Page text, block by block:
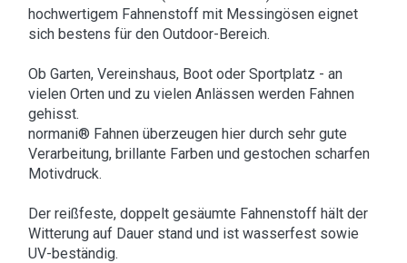
hochwertigem Fahnenstoff mit Messingösen eignet
sich bestens für den Outdoor-Bereich.
Ob Garten, Vereinshaus, Boot oder Sportplatz - an
vielen Orten und zu vielen Anlässen werden Fahnen
gehisst.
normani® Fahnen überzeugen hier durch sehr gute
Verarbeitung, brillante Farben und gestochen scharfen
Motivdruck.
Der reißfeste, doppelt gesäumte Fahnenstoff hält der
Witterung auf Dauer stand und ist wasserfest sowie
UV-beständig.